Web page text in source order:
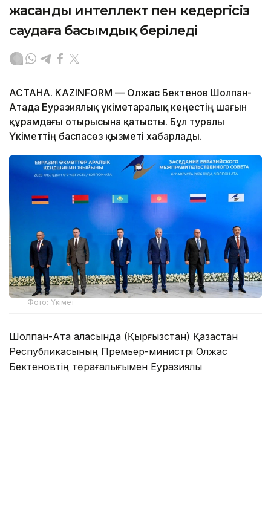
жасанды интеллект пен кедергісіз
саудаға басымдық беріледі
АСТАНА. KAZINFORM — Олжас Бектенов Шолпан-
Атада Еуразиялық үкіметаралық кеңестің шағын
құрамдағы отырысына қатысты. Бұл туралы
Үкіметтің баспасөз қызметі хабарлады.
Фото: Үкімет
Шолпан-Ата қаласында (Қырғызстан) Қазақстан
Республикасының Премьер-министрі Олжас
Бектеновтің төрағалығымен Еуразиялық